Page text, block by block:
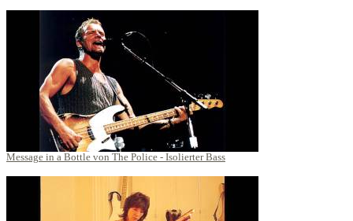
Message in a Bottle von The Police - Isolierter Bass